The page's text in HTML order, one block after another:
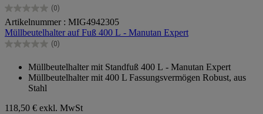
(0)
0.0
von
5
Sternen.
Artikelnummer : MIG4942305
Müllbeutelhalter auf Fuß 400 L - Manutan Expert
(0)
0.0
Sternen.
Müllbeutelhalter mit Standfuß 400 L - Manutan Expert
Müllbeutelhalter mit 400 L Fassungsvermögen Robust, aus
Stahl
118,50 € exkl. MwSt